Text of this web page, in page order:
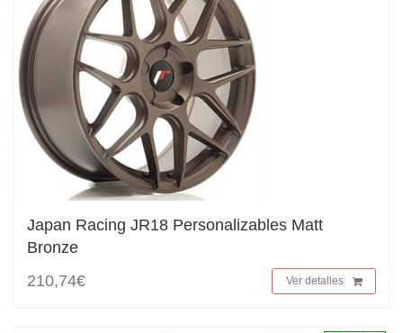
Japan Racing JR18 Personalizables Matt
Bronze
210,74€
Ver detalles